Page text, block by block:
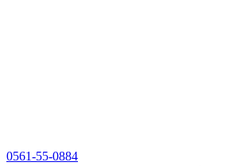
0561-55-0884